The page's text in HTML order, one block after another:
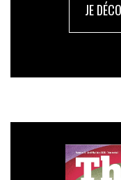
JE